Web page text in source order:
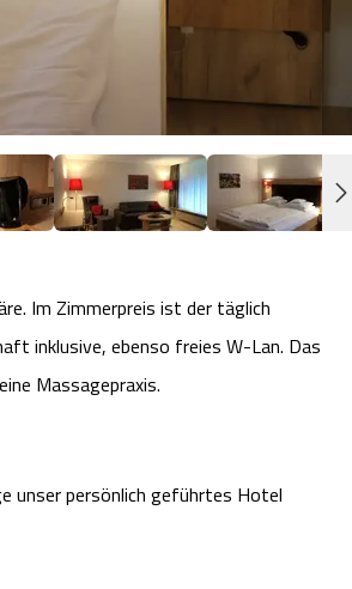
Im Zimmerpreis ist der täglich
inklusive, ebenso freies W-Lan. Das
Massagepraxis.
unser persönlich geführtes Hotel